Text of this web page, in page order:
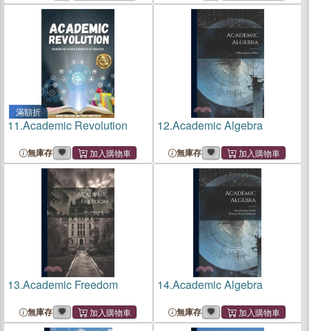
滿額折
11.Academic Revolution
無庫存
12.Academic Algebra
無庫存
13.Academic Freedom
無庫存
14.Academic Algebra
無庫存